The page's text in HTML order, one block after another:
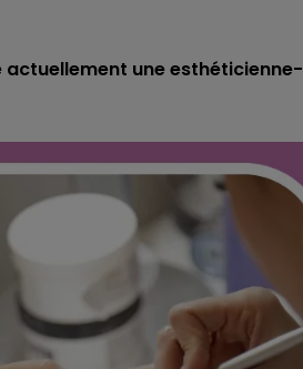
actuellement une esthéticienne-